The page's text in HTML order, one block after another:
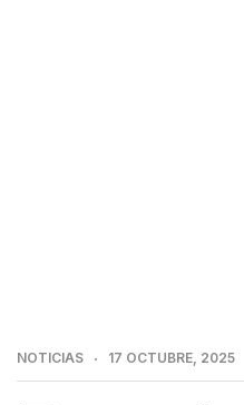
NOTICIAS 17 OCTUBRE, 2025